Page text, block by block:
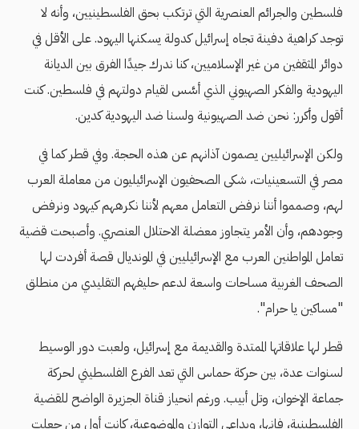
فلسطين والجرائم العنصرية التي ترتكب بحق الفلسطينيين، وأنه لا
توجد كراهية دفينة تجاه إسرائيل كدولة يسكنها اليهود. على الأقل في
دوائر المثقفين من غير الإسلاميين، كنا ندرك جيدًا الفرق بين الديانة
اليهودية والفكر الصهيوني الذي أسَّس لقيام دولتهم في فلسطين. كنت
أقول وأكرر: نحن ضد الصهيونية ولسنا ضد اليهودية كدين.
ولكن الإسرائيليين يصمون آذانهم عن هذه الحجة. وفي قطر كما في
مصر في التسعينيات، شكى الصحفيون الإسرائيليون من معاملة العرب
لهم، وصمموا أننا نرفض التعامل معهم لأننا نكرههم كيهود ونرفض
وجودهم، وأن الأمر يتجاوز معضلة الاحتلال العنصري. وأصبحت قضية
تعامل المواطنين العرب مع الإسرائيليين في المونديال قصة أفردت لها
الصحف الغربية مساحات واسعة لدعم حليفهم التقليدي من منطلق
"مساكين يا حرام".
قطر لها علاقاتها الممتدة والقديمة مع إسرائيل، ولعبت دور الوسيط
لسنوات عدة، بين حركة حماس التي تعد الفرع الفلسطيني لحركة
جماعة الإخوان، وتل أبيب. ورغم انحياز قناة الجزيرة الواضح للقضية
الفلسطينية، فإنها، وبداعي التوازن والموضوعية، كانت أول من جعلت